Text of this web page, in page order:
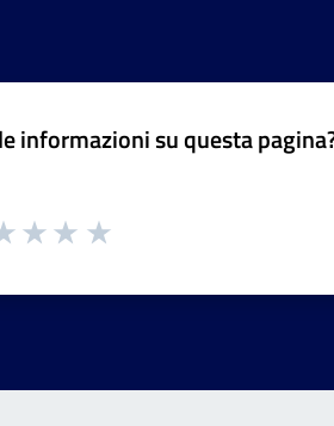
informazioni su questa